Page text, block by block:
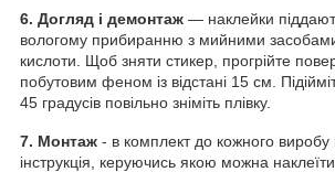
6. Догляд і демонтаж — наклейки
вологому прибиранню з мийними засобами
кислоти. Щоб зняти стикер, прогрійте
побутовим феном із відстані 15 см.
45 градусів повільно зніміть плівку.
7. Монтаж - в комплект до кожного виробу
інструкція, керуючись якою можна